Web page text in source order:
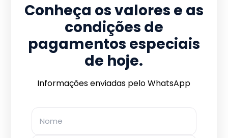
Conheça os valores e as
condições de
pagamentos especiais
de hoje.
Informações enviadas pelo WhatsApp